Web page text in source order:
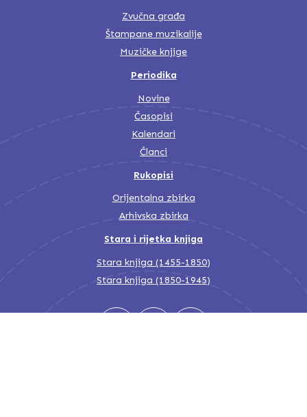
Zvučna građa
Štampane muzikalije
Muzičke knjige
Periodika
Novine
Časopisi
Kalendari
Članci
Rukopisi
Orijentalna zbirka
Arhivska zbirka
Stara i rijetka knjiga
Stara knjiga (1455-1850)
Stara knjiga (1850-1945)